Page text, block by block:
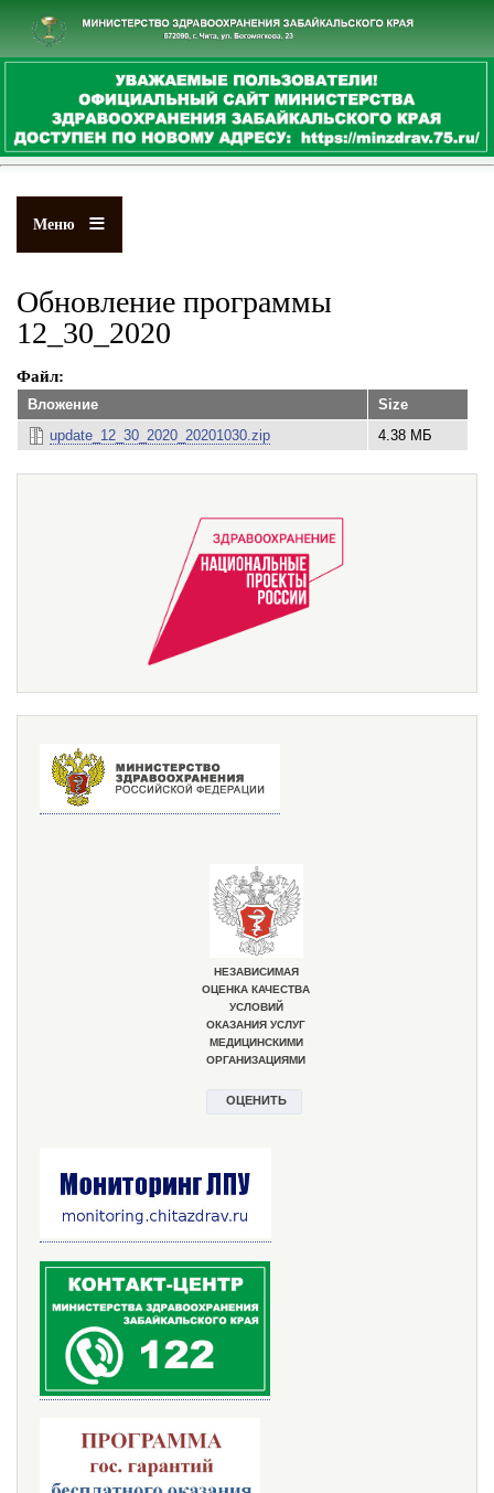
к
основному
содержанию
Меню
Обновление программы
12_30_2020
Файл
Вложение
Size
update_12_30_2020_20201030.zip
4.38 МБ